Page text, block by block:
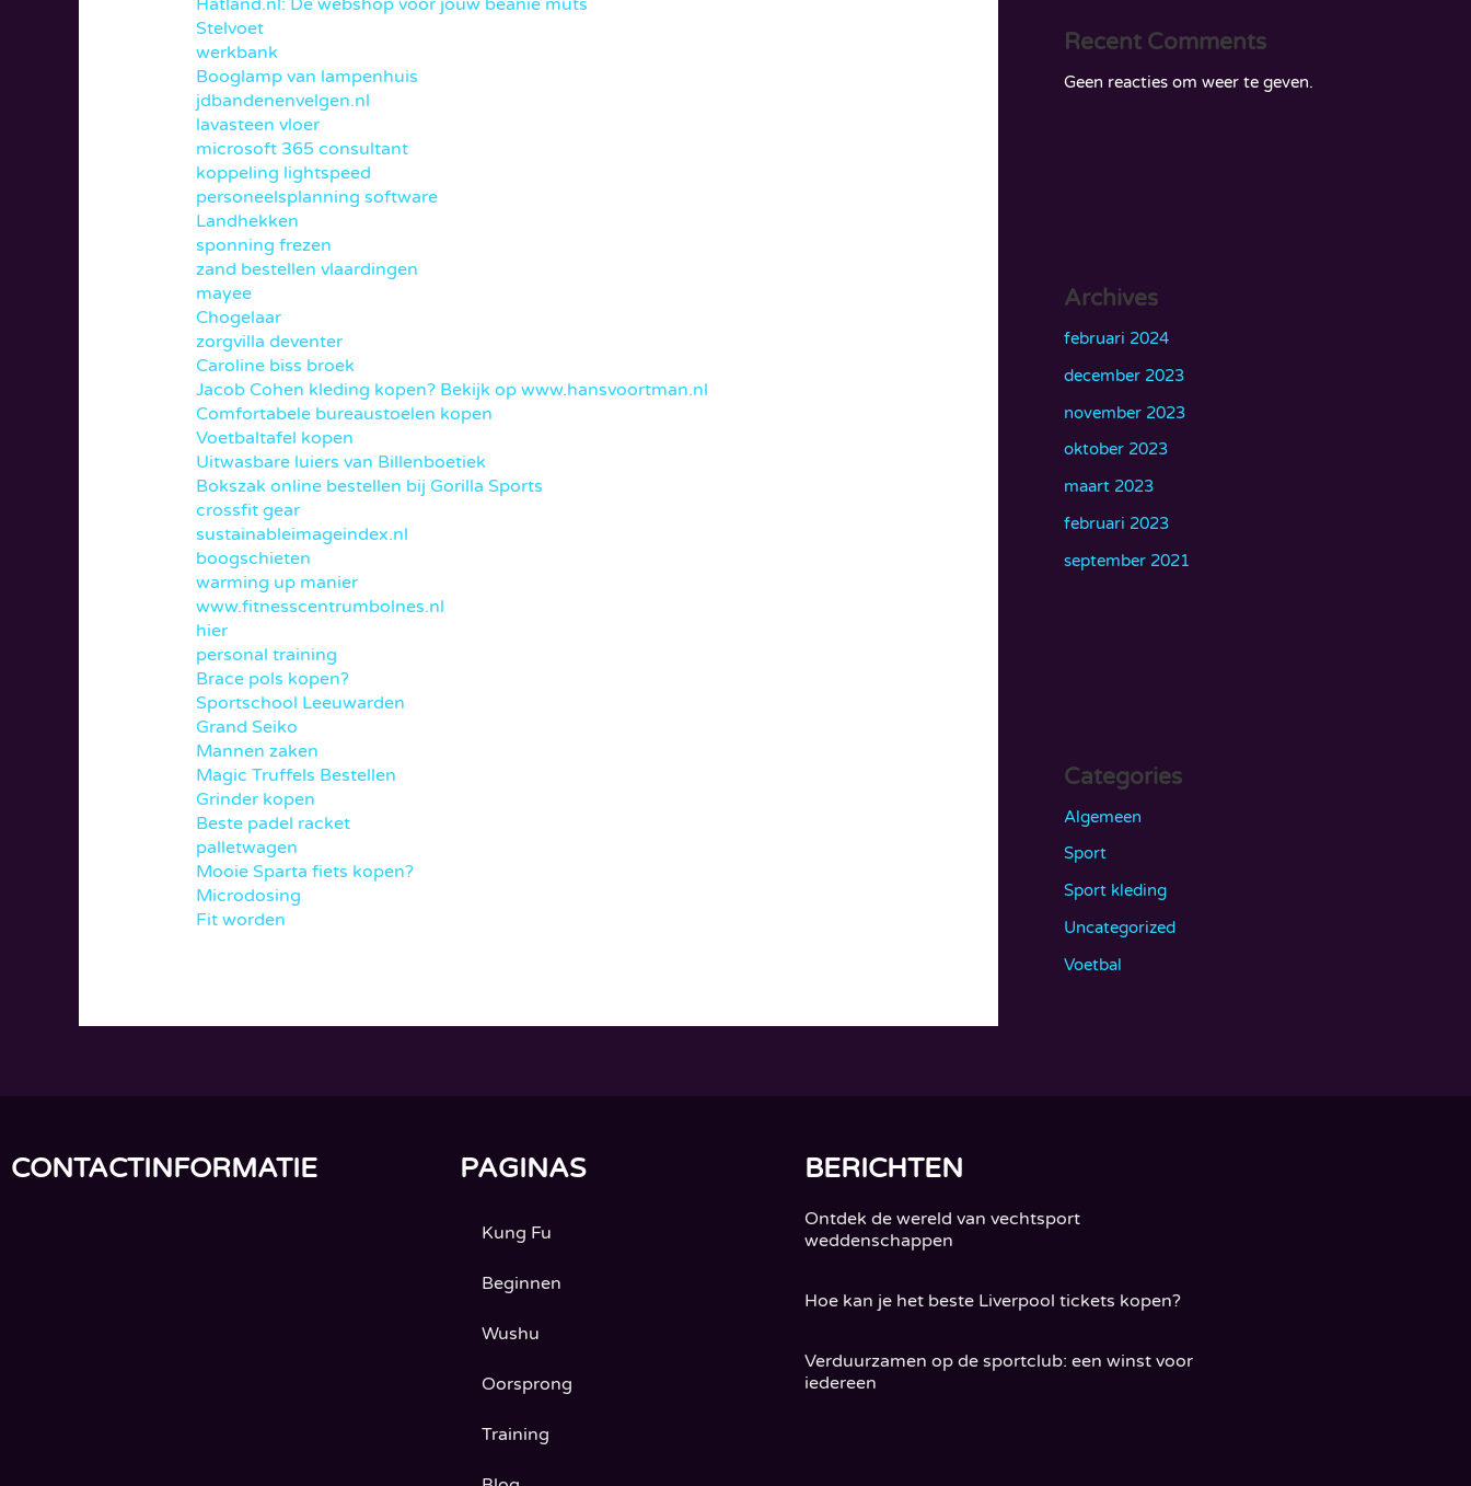
Hatland.nl: De webshop voor jouw beanie muts
Stelvoet
werkbank
Booglamp van lampenhuis
jdbandenenvelgen.nl
lavasteen vloer
microsoft 365 consultant
koppeling lightspeed
personeelsplanning software
Landhekken
sponning frezen
zand bestellen vlaardingen
mayee
Chogelaar
zorgvilla deventer
Caroline biss broek
Jacob Cohen kleding kopen? Bekijk op www.hansvoortman.nl
Comfortabele bureaustoelen kopen
Voetbaltafel kopen
Uitwasbare luiers van Billenboetiek
Bokszak online bestellen bij Gorilla Sports
crossfit gear
sustainableimageindex.nl
boogschieten
warming up manier
www.fitnesscentrumbolnes.nl
hier
personal training
Brace pols kopen?
Sportschool Leeuwarden
Grand Seiko
Mannen zaken
Magic Truffels Bestellen
Grinder kopen
Beste padel racket
palletwagen
Mooie Sparta fiets kopen?
Microdosing
Fit worden
Recent Comments
Geen reacties om weer te geven.
Archives
februari 2024
december 2023
november 2023
oktober 2023
maart 2023
februari 2023
september 2021
Categories
Algemeen
Sport
Sport kleding
Uncategorized
Voetbal
CONTACTINFORMATIE PAGINAS
Kung Fu
Beginnen
Wushu
Oorsprong
Training
BERICHTEN
Ontdek de wereld van vechtsport
weddenschappen
Hoe kan je het beste Liverpool tickets kopen?
Verduurzamen op de sportclub: een winst voor
iedereen